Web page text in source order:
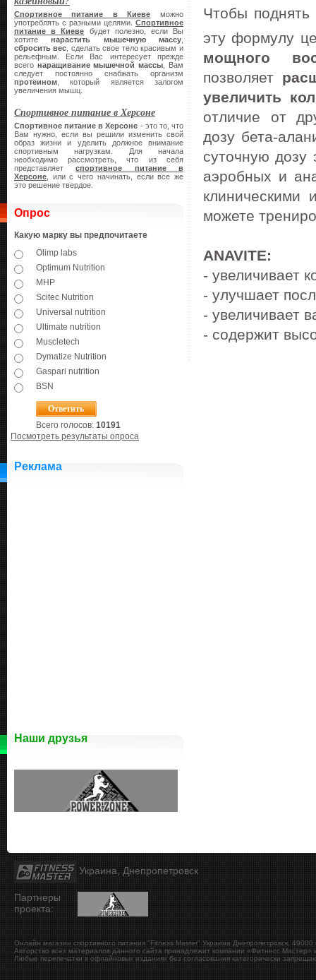
Спортивное питание в Киеве можно
употреблять с разными целями. Спортивное
питание в Киеве будет полезно, если Вы
хотитенарастить мышечную массу
сбросить вес , сделать свое тело красивым и
рельефным. Если Вас интересует прежде
всего наращивание мышечной массы , Вам
следует постоянно снабжать организм
протеином , который является залогом
увеличения мышц.
Спортивное питание в Херсоне
Спортивное питание в Херсоне - это то, что
Вам нужно, если вы решили изменить свой
образ жизни и уделить должное внимание
спортивным нагрузкам. Для начала
необходимо рассмотреть, что из себя
представляетспортивное питание в
Херсоне , или с чего начинать, если все же
это решение твердое.
Опрос
Какую марку вы предпочитаете
Olimp labs
Optimum Nutrition
MHP
Scitec Nutrition
Universal nutrition
Ultimate nutrition
Muscletech
Dymatize Nutrition
Gaspari nutrition
BSN
Всего голосов: 10191
Посмотреть результаты опроса
Реклама
Наши друзья
Чтобы
эту формулу
мощного
позволяет
увеличить
отличие от
дозу бета-
суточную дозу
аэробных и
клиническими
можете
ANAVITE:
- увеличивает
- улучшает
- увеличивает
- содержит
Украина, Днепропетровск
Партнеры
проекта:
Онлайн магазин спортивного питания "Fitness Master" Украина Днепропетровск, 49000
Авторство всех материалов данного сайта принадлежит компании «Фитнесс Мастер»
Любые перепечатки в офлайновых изданиях без согласования категорически